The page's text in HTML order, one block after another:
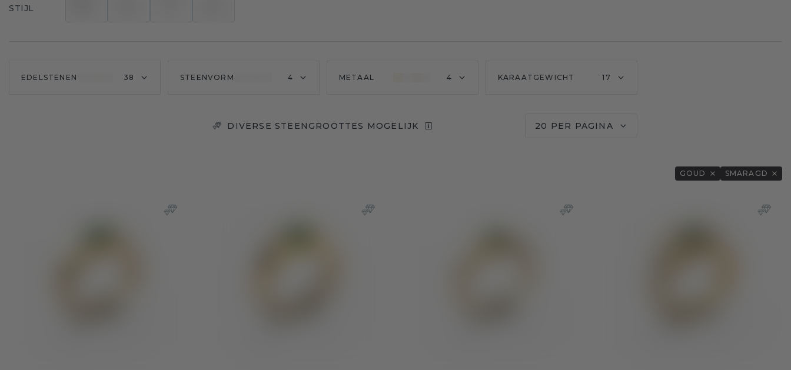
STIJL
EDELSTENEN 38 STEENVORM 4 METAAL 4 KARAATGEWICHT 17
DIVERSE STEENGROOTTES MOGELIJK 20 PER PAGINA
GOUD SMARAGD